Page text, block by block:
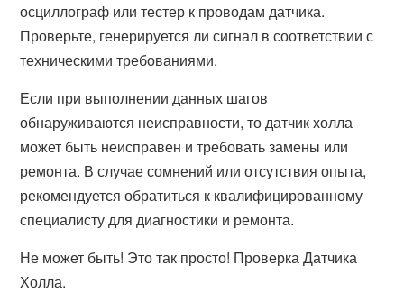
осциллограф или тестер к проводам датчика.
Проверьте, генерируется ли сигнал в соответствии с
техническими требованиями.
Если при выполнении данных шагов
обнаруживаются неисправности, то датчик холла
может быть неисправен и требовать замены или
ремонта. В случае сомнений или отсутствия опыта,
рекомендуется обратиться к квалифицированному
специалисту для диагностики и ремонта.
Не может быть! Это так просто! Проверка Датчика
Холла.